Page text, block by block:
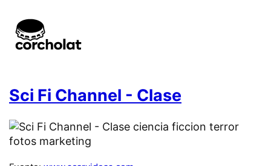
Sci Fi Channel - Clase